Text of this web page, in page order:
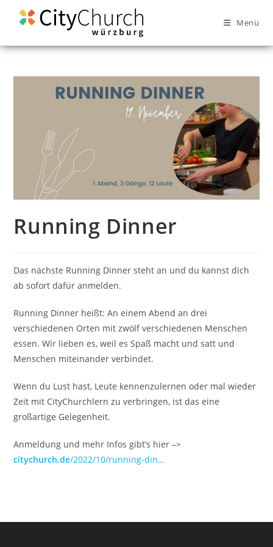
Menü
Running Dinner
Das nächste Running Dinner steht an und du kannst dich
ab sofort dafür anmelden.
Running Dinner heißt: An einem Abend an drei
verschiedenen Orten mit zwölf verschiedenen Menschen
essen. Wir lieben es, weil es Spaß macht und satt und
Menschen miteinander verbindet.
Wenn du Lust hast, Leute kennenzulernen oder mal wieder
Zeit mit CityChurchlern zu verbringen, ist das eine
großartige Gelegenheit.
Anmeldung und mehr Infos gibt’s hier –>
citychurch.de/2022/10/running-din…